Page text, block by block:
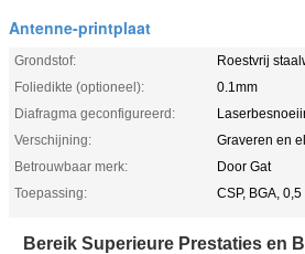
Antenne-printplaat
Grondstof:
Roestvrij
Foliedikte (optioneel):
0.1mm
Diafragma geconfigureerd:
Verschijning:
Graveren en
Betrouwbaar merk:
Door Gat
Toepassing:
CSP, BGA,
Bereik Superieure Prestaties en